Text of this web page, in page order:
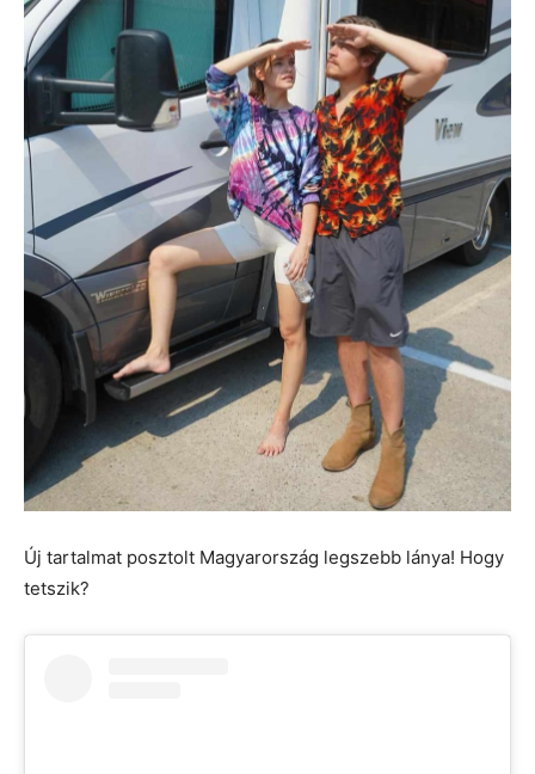
Új tartalmat posztolt Magyarország legszebb lánya! Hogy
tetszik?